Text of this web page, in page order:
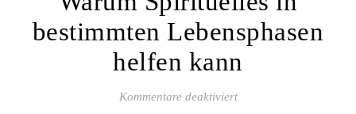
bestimmten Lebensphasen
helfen kann
Kommentare deaktiviertfür Warum Spirituelles